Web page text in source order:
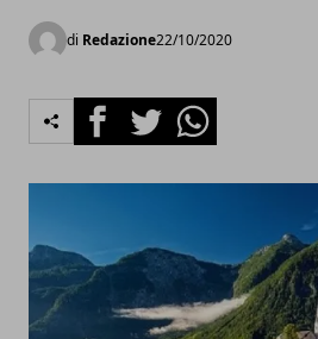
di Redazione22/10/2020
FacebookTwitterWhatsapp